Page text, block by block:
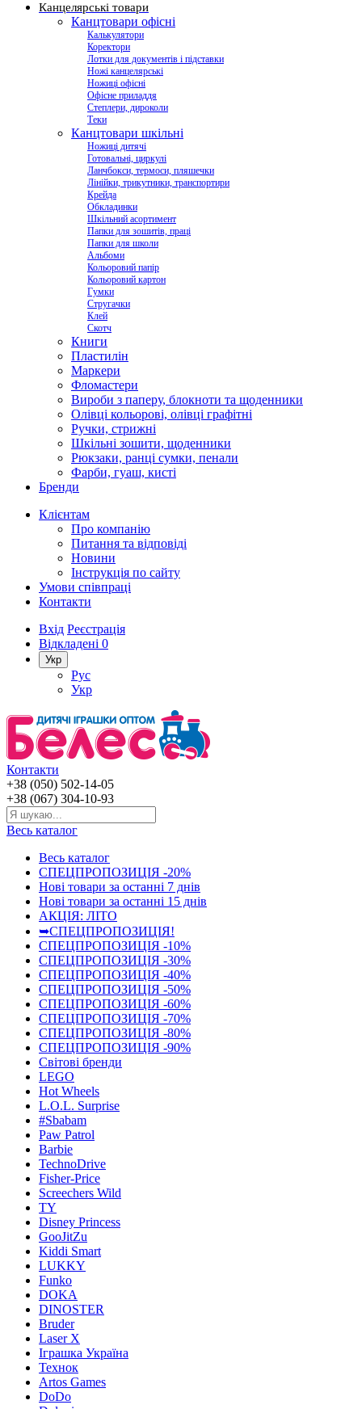
Канцелярські товари
Канцтовари офісні
Калькулятори
Коректори
Лотки для документів і підставки
Ножі канцелярські
Ножиці офісні
Офісне приладдя
Степлери, дироколи
Теки
Канцтовари шкільні
Ножиці дитячі
Готовальні, циркулі
Ланчбокси, термоси, пляшечки
Лінійки, трикутники, транспортири
Крейда
Обкладинки
Шкільний асортимент
Папки для зошитів, праці
Папки для школи
Альбоми
Кольоровий папір
Кольоровий картон
Гумки
Стругачки
Клей
Скотч
Книги
Пластилін
Маркери
Фломастери
Вироби з паперу, блокноти та щоденники
Олівці кольорові, олівці графітні
Ручки, стрижні
Шкільні зошити, щоденники
Рюкзаки, ранці сумки, пенали
Фарби, гуаш, кисті
Бренди
Клієнтам
Про компанію
Питання та відповіді
Новини
Інструкція по сайту
Умови співпраці
Контакти
Вхід Реєстрація
Відкладені 0
Укр
Рус
Укр
Контакти
+38 (050) 502-14-05
+38 (067) 304-10-93
Весь каталог
Весь каталог
СПЕЦПРОПОЗИЦІЯ -20%
Нові товари за останнi 7 днiв
Нові товари за останнi 15 днiв
АКЦІЯ: ЛІТО
➥СПЕЦПРОПОЗИЦІЯ!
СПЕЦПРОПОЗИЦІЯ -10%
СПЕЦПРОПОЗИЦІЯ -30%
СПЕЦПРОПОЗИЦІЯ -40%
СПЕЦПРОПОЗИЦІЯ -50%
СПЕЦПРОПОЗИЦІЯ -60%
СПЕЦПРОПОЗИЦІЯ -70%
СПЕЦПРОПОЗИЦІЯ -80%
СПЕЦПРОПОЗИЦІЯ -90%
Світові бренди
LEGO
Hot Wheels
L.O.L. Surprise
#Sbabam
Paw Patrol
Barbie
TechnoDrive
Fisher-Price
Screechers Wild
TY
Disney Princess
GooJitZu
Kiddi Smart
LUKKY
Funko
DOKA
DINOSTER
Bruder
Laser X
Іграшка Україна
Технок
Artos Games
DoDo